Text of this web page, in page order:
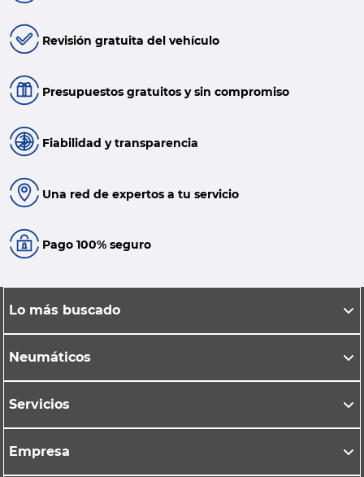
Revisión gratuita del vehículo
Presupuestos gratuitos y sin compromiso
Fiabilidad y transparencia
Una red de expertos a tu servicio
Pago 100% seguro
Lo más buscado
Neumáticos
Servicios
Empresa